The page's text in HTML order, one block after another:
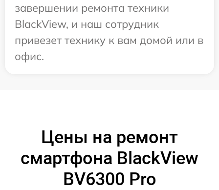
завершении ремонта техники
BlackView, и наш сотрудник
привезет технику к вам домой или в
офис.
Цены на ремонт
смартфона BlackView
BV6300 Pro